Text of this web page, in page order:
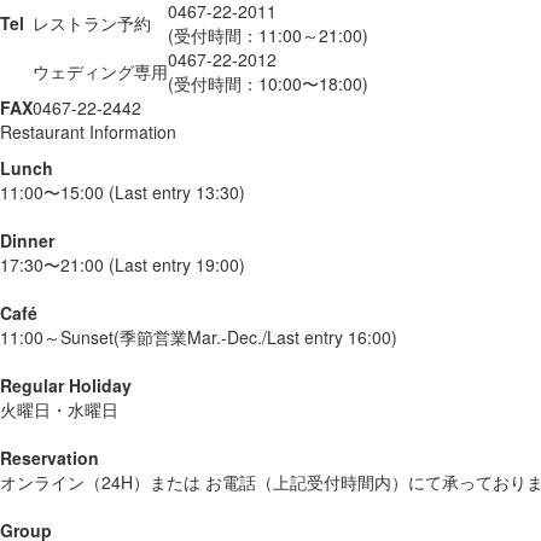
Tel レストラン予約
0467-22-2011
(受付時間：11:00～21:00)
ウェディング専用0467-22-2012
(受付時間：10:00〜18:00)
FAX0467-22-2442
Restaurant Information
Lunch
11:00〜15:00 (Last entry 13:30)
Dinner
17:30〜21:00 (Last entry 19:00)
Café
11:00～Sunset(季節営業Mar.-Dec./Last entry 16:00)
Regular Holiday
火曜日・水曜日
Reservation
オンライン（24H）または お電話（上記受付時間内）にて承っており
Group